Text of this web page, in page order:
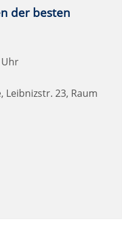
der besten
Uhr
Leibnizstr. 23, Raum